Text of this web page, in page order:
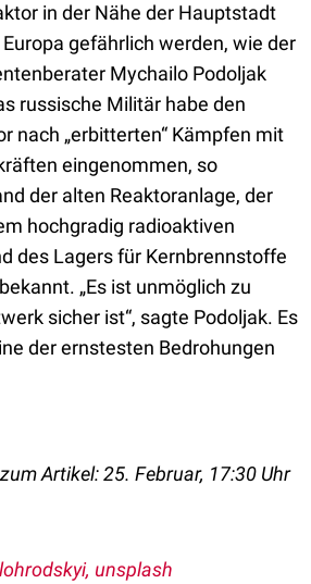
in der Nähe der Hauptstadt
gefährlich werden, wie der
Mychailo Podoljak
russische Militär habe den
nach „erbitterten“ Kämpfen mit
eingenommen, so
der alten Reaktoranlage, der
hochgradig radioaktiven
des Lagers für Kernbrennstoffe
„Es ist unmöglich zu
sicher ist“, sagte Podoljak. Es
der ernstesten Bedrohungen
Artikel: 25. Februar, 17:30 Uhr
unsplash